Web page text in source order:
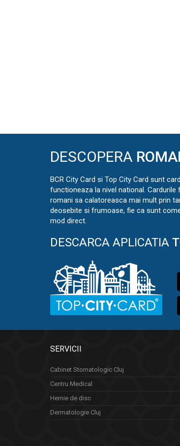
DESCOPERA
BCR City Card si Top City Card sunt
functioneaza la nivel national.
romani sa calatoreasca mai mult prin
deosebite si frumoase, fie ca sunt
mod direct.
DESCARCA APLICATIA
SERVICII
Cabinet Stomatologic Cluj
Centru Medical
Hernie de disc
Dermatologie Cluj